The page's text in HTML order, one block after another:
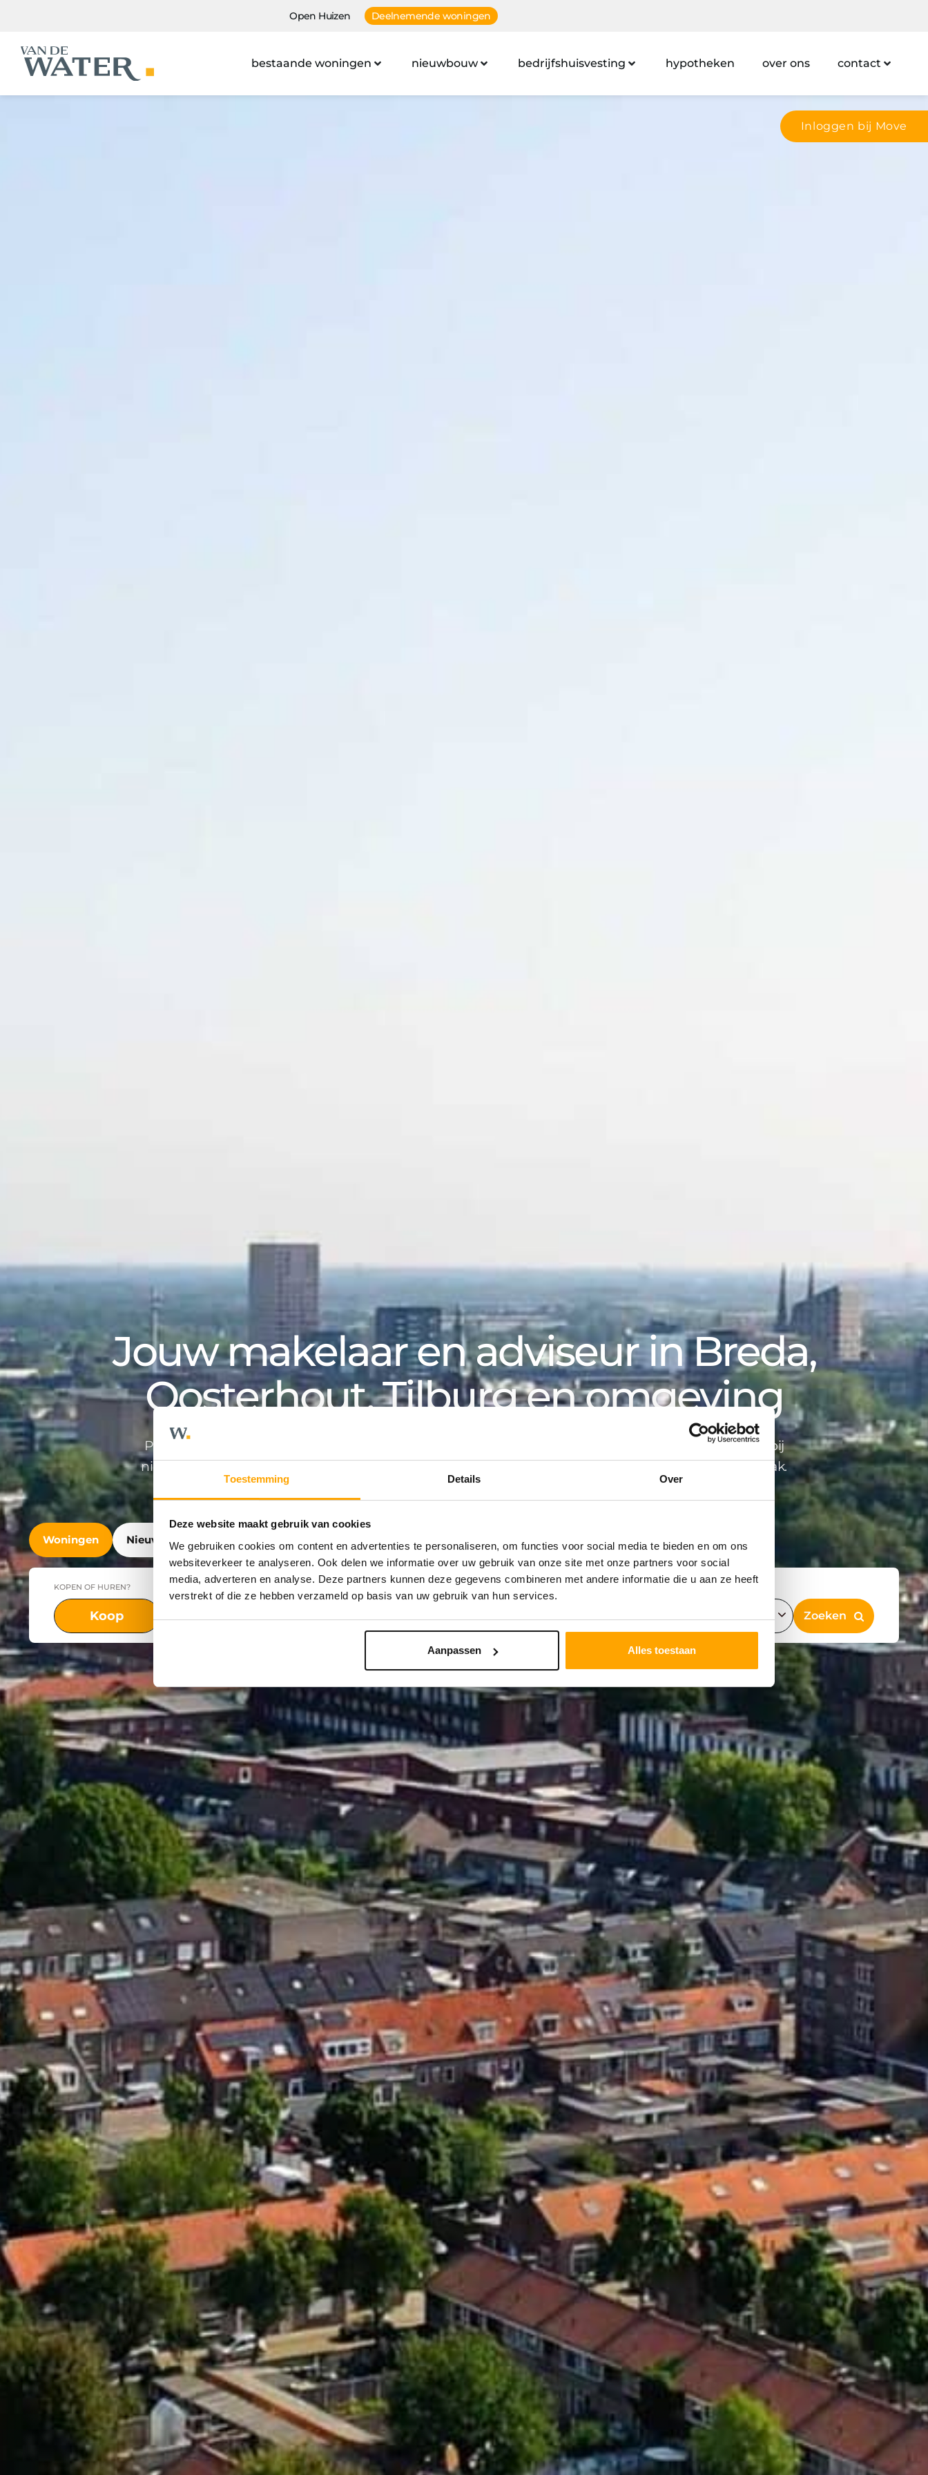
Toestemming Details Over
Deze website maakt gebruik van cookies
We gebruiken cookies om content en advertenties te personaliseren, om functies voor social media te bieden en om ons
websiteverkeer te analyseren. Ook delen we informatie over uw gebruik van onze site met onze partners voor social
media, adverteren en analyse. Deze partners kunnen deze gegevens combineren met andere informatie die u aan ze heeft
verstrekt of die ze hebben verzameld op basis van uw gebruik van hun services.
Aanpassen Alles toestaan
Open Huizen Deelnemende woningen
bestaande woningen nieuwbouw bedrijfshuisvesting hypotheken over ons contact
Inloggen bij Move
Jouw makelaar en adviseur in Breda,
Oosterhout, Tilburg en omgeving
Professioneel en persoonlijk, voor particuliere en zakelijke klanten. Van aankoopbegeleiding tot advies bij
nieuwbouwontwikkeling en van huurwoning tot hypotheek: bij Van de Water vind je alles onder één dak.
Woningen Nieuwbouw Bedrijfshuisvesting
KOPEN OF HUREN?
Koop Huur
PLAATS